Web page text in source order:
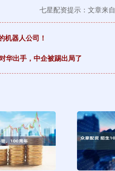
七星配资提示：文章来
机器人公司！
华出手，中企被踢出局了